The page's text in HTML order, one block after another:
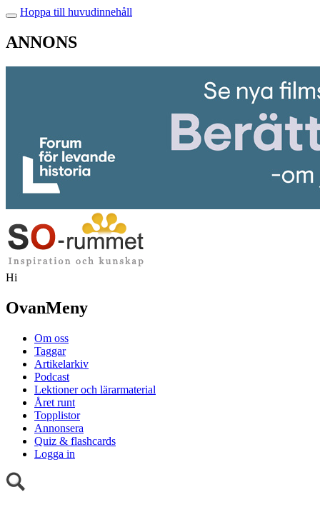
Hoppa till huvudinnehåll
ANNONS
Hi
OvanMeny
Om oss
Taggar
Artikelarkiv
Podcast
Lektioner och lärarmaterial
Året runt
Topplistor
Annonsera
Quiz & flashcards
Logga in